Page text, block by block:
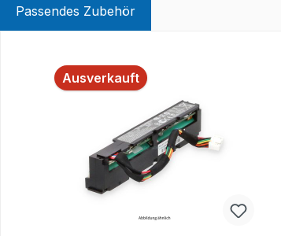
Passendes Zubehör
Ausverkauft